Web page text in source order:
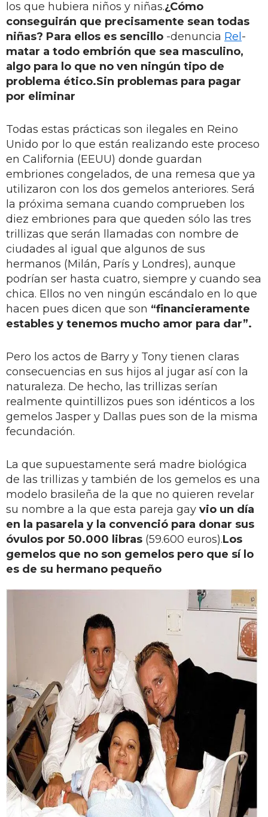
los que hubiera niños y niñas.¿Cómo
conseguirán que precisamente sean todas
niñas? Para ellos es sencillo -denuncia Rel -
matar a todo embrión que sea masculino,
algo para lo que no ven ningún tipo de
problema ético.Sin problemas para pagar
por eliminar
Todas estas prácticas son ilegales en Reino
Unido por lo que están realizando este proceso
en California (EEUU) donde guardan
embriones congelados, de una remesa que ya
utilizaron con los dos gemelos anteriores. Será
la próxima semana cuando comprueben los
diez embriones para que queden sólo las tres
trillizas que serán llamadas con nombre de
ciudades al igual que algunos de sus
hermanos (Milán, París y Londres), aunque
podrían ser hasta cuatro, siempre y cuando sea
chica. Ellos no ven ningún escándalo en lo que
hacen pues dicen que son “financieramente
estables y tenemos mucho amor para dar”.
Pero los actos de Barry y Tony tienen claras
consecuencias en sus hijos al jugar así con la
naturaleza. De hecho, las trillizas serían
realmente quintillizos pues son idénticos a los
gemelos Jasper y Dallas pues son de la misma
fecundación.
La que supuestamente será madre biológica
de las trillizas y también de los gemelos es una
modelo brasileña de la que no quieren revelar
su nombre a la que esta pareja gay vio un día
en la pasarela y la convenció para donar sus
óvulos por 50.000 libras (59.600 euros).Los
gemelos que no son gemelos pero que sí lo
es de su hermano pequeño